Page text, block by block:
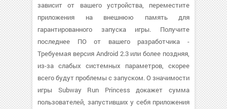
зависит от вашего устройства, переместите
приложения на внешнюю память для
гарантированного запуска игры. Получите
последнее ПО от вашего разработчика -
Требуемая версия Android 2.3 или более поздняя,
из-за слабых системных параметров, скорее
всего будут проблемы с запуском. О значимости
игры Subway Run Princess докажет сумма
пользователей, запустивших у себя приложения